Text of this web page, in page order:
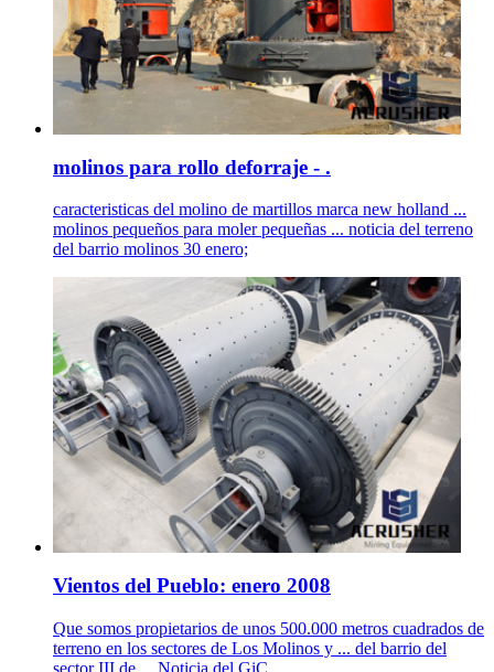
molinos para rollo deforraje - .
caracteristicas del molino de martillos marca new holland ...
molinos pequeños para moler pequeñas ... noticia del terreno
del barrio molinos 30 enero;
Vientos del Pueblo: enero 2008
Que somos propietarios de unos 500.000 metros cuadrados de
terreno en los sectores de Los Molinos y ... del barrio del
sector III de ... Noticia del GiC ...